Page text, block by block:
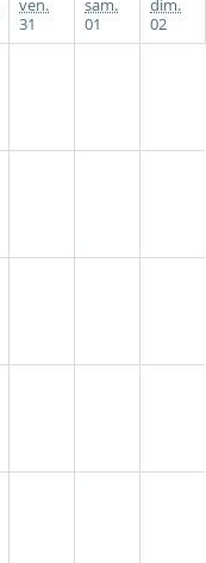
ven.
31
sam.
01
dim.
02